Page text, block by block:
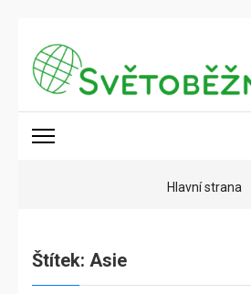
obsah
(stiskněte
Enter)
Hlavní strana
Štítek: Asie